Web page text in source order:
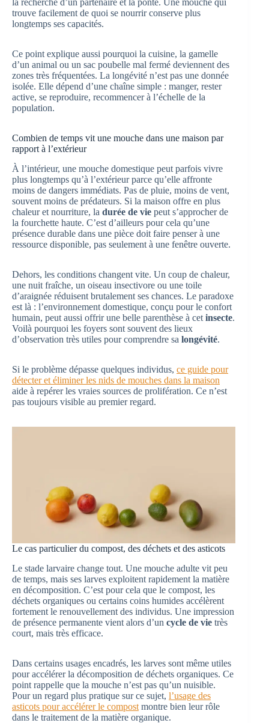
la recherche d’un partenaire et la ponte. Une mouche qui
trouve facilement de quoi se nourrir conserve plus
longtemps ses capacités.
Ce point explique aussi pourquoi la cuisine, la gamelle
d’un animal ou un sac poubelle mal fermé deviennent des
zones très fréquentées. La longévité n’est pas une donnée
isolée. Elle dépend d’une chaîne simple : manger, rester
active, se reproduire, recommencer à l’échelle de la
population.
Combien de temps vit une mouche dans une maison par
rapport à l’extérieur
À l’intérieur, une mouche domestique peut parfois vivre
plus longtemps qu’à l’extérieur parce qu’elle affronte
moins de dangers immédiats. Pas de pluie, moins de vent,
souvent moins de prédateurs. Si la maison offre en plus
chaleur et nourriture, la durée de vie peut s’approcher de
la fourchette haute. C’est d’ailleurs pour cela qu’une
présence durable dans une pièce doit faire penser à une
ressource disponible, pas seulement à une fenêtre ouverte.
Dehors, les conditions changent vite. Un coup de chaleur,
une nuit fraîche, un oiseau insectivore ou une toile
d’araignée réduisent brutalement ses chances. Le paradoxe
est là : l’environnement domestique, conçu pour le confort
humain, peut aussi offrir une belle parenthèse à cet insecte.
Voilà pourquoi les foyers sont souvent des lieux
d’observation très utiles pour comprendre sa longévité.
Si le problème dépasse quelques individus, ce guide pour
détecter et éliminer les nids de mouches dans la maison
aide à repérer les vraies sources de prolifération. Ce n’est
pas toujours visible au premier regard.
Le cas particulier du compost, des déchets et des asticots
Le stade larvaire change tout. Une mouche adulte vit peu
de temps, mais ses larves exploitent rapidement la matière
en décomposition. C’est pour cela que le compost, les
déchets organiques ou certains coins humides accélèrent
fortement le renouvellement des individus. Une impression
de présence permanente vient alors d’un cycle de vie très
court, mais très efficace.
Dans certains usages encadrés, les larves sont même utiles
pour accélérer la décomposition de déchets organiques. Ce
point rappelle que la mouche n’est pas qu’un nuisible.
Pour un regard plus pratique sur ce sujet, l’usage des
asticots pour accélérer le compost montre bien leur rôle
dans le traitement de la matière organique.